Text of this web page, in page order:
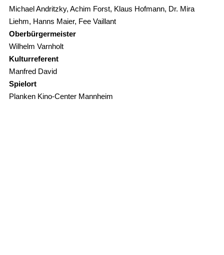
Michael Andritzky, Achim Forst, Klaus Hofmann, Dr. Mira
Liehm, Hanns Maier, Fee Vaillant
Oberbürgermeister
Wilhelm Varnholt
Kulturreferent
Manfred David
Spielort
Planken Kino-Center Mannheim